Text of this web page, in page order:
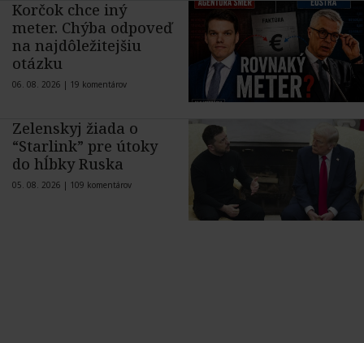
Korčok chce iný
meter. Chýba odpoveď
na najdôležitejšiu
otázku
06. 08. 2026 | 19 komentárov
Zelenskyj žiada o
“Starlink” pre útoky
do hĺbky Ruska
05. 08. 2026 | 109 komentárov